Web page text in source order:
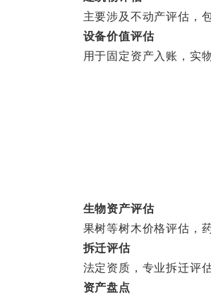
主要涉及不动产评估，包
设备价值评估
用于固定资产入账，实物
生物资产评估
果树等树木价格评估，药
拆迁评估
法定资质，专业拆迁评估
资产盘点